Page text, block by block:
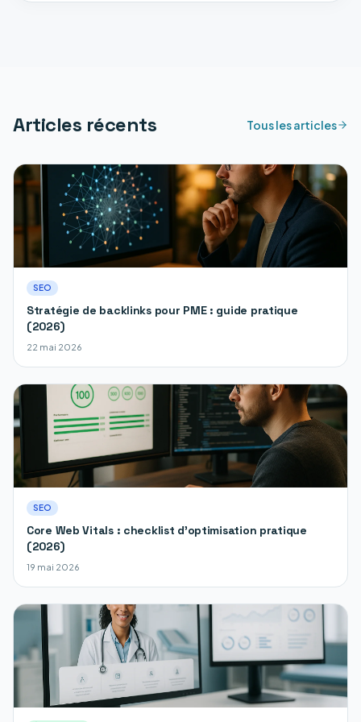
Articles récents Tous les articles
SEO
Stratégie de backlinks pour PME : guide pratique
(2026)
22 mai 2026
SEO
Core Web Vitals : checklist d'optimisation pratique
(2026)
19 mai 2026